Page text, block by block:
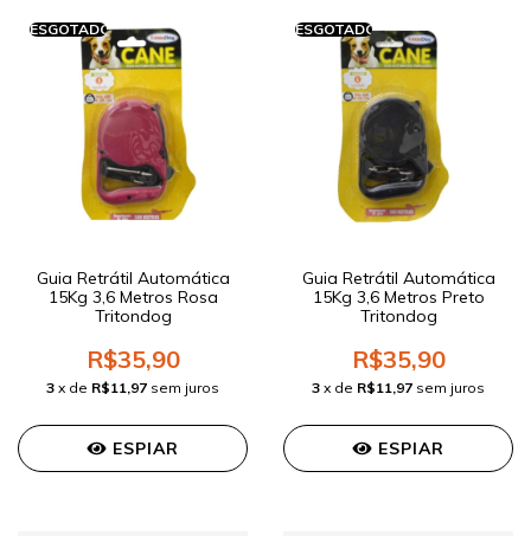
ESGOTADO
Guia Retrátil Automática
15Kg 3,6 Metros Rosa
Tritondog
R$35,90
3 x de R$11,97 sem juros
ESPIAR
ESGOTADO
Guia Retrátil Automática
15Kg 3,6 Metros Preto
Tritondog
R$35,90
3 x de R$11,97 sem juros
ESPIAR